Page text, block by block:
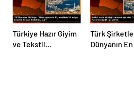
Türkiye Hazır Giyim
ve Tekstil
Türk
Dünyanın